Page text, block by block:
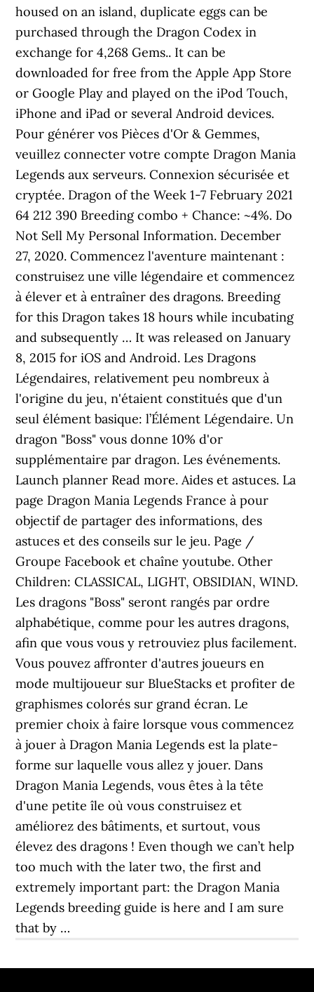
housed on an island, duplicate eggs can be
purchased through the Dragon Codex in
exchange for 4,268 Gems.. It can be
downloaded for free from the Apple App Store
or Google Play and played on the iPod Touch,
iPhone and iPad or several Android devices.
Pour générer vos Pièces d'Or & Gemmes,
veuillez connecter votre compte Dragon Mania
Legends aux serveurs. Connexion sécurisée et
cryptée. Dragon of the Week 1-7 February 2021
64 212 390 Breeding combo + Chance: ~4%. Do
Not Sell My Personal Information. December
27, 2020. Commencez l'aventure maintenant :
construisez une ville légendaire et commencez
à élever et à entraîner des dragons. Breeding
for this Dragon takes 18 hours while incubating
and subsequently … It was released on January
8, 2015 for iOS and Android. Les Dragons
Légendaires, relativement peu nombreux à
l'origine du jeu, n'étaient constitués que d'un
seul élément basique: l’Élément Légendaire. Un
dragon "Boss" vous donne 10% d'or
supplémentaire par dragon. Les événements.
Launch planner Read more. Aides et astuces. La
page Dragon Mania Legends France à pour
objectif de partager des informations, des
astuces et des conseils sur le jeu. Page /
Groupe Facebook et chaîne youtube. Other
Children: CLASSICAL, LIGHT, OBSIDIAN, WIND.
Les dragons "Boss" seront rangés par ordre
alphabétique, comme pour les autres dragons,
afin que vous vous y retrouviez plus facilement.
Vous pouvez affronter d'autres joueurs en
mode multijoueur sur BlueStacks et profiter de
graphismes colorés sur grand écran. Le
premier choix à faire lorsque vous commencez
à jouer à Dragon Mania Legends est la plate-
forme sur laquelle vous allez y jouer. Dans
Dragon Mania Legends, vous êtes à la tête
d'une petite île où vous construisez et
améliorez des bâtiments, et surtout, vous
élevez des dragons ! Even though we can’t help
too much with the later two, the first and
extremely important part: the Dragon Mania
Legends breeding guide is here and I am sure
that by …